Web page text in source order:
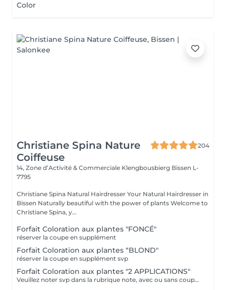
Color
Christiane Spina Nature
Coiffeuse
204
14, Zone d’Activité & Commerciale Klengbousbierg Bissen L-
7795
Christiane Spina Natural Hairdresser Your Natural Hairdresser in
Bissen Naturally beautiful with the power of plants Welcome to
Christiane Spina, y...
Forfait Coloration aux plantes "FONCÉ"
réserver la coupe en supplément
Forfait Coloration aux plantes “BLOND"
réserver la coupe en supplément svp
Forfait Coloration aux plantes "2 APPLICATIONS"
Veuillez noter svp dans la rubrique note, avec ou sans coupe. Merci.